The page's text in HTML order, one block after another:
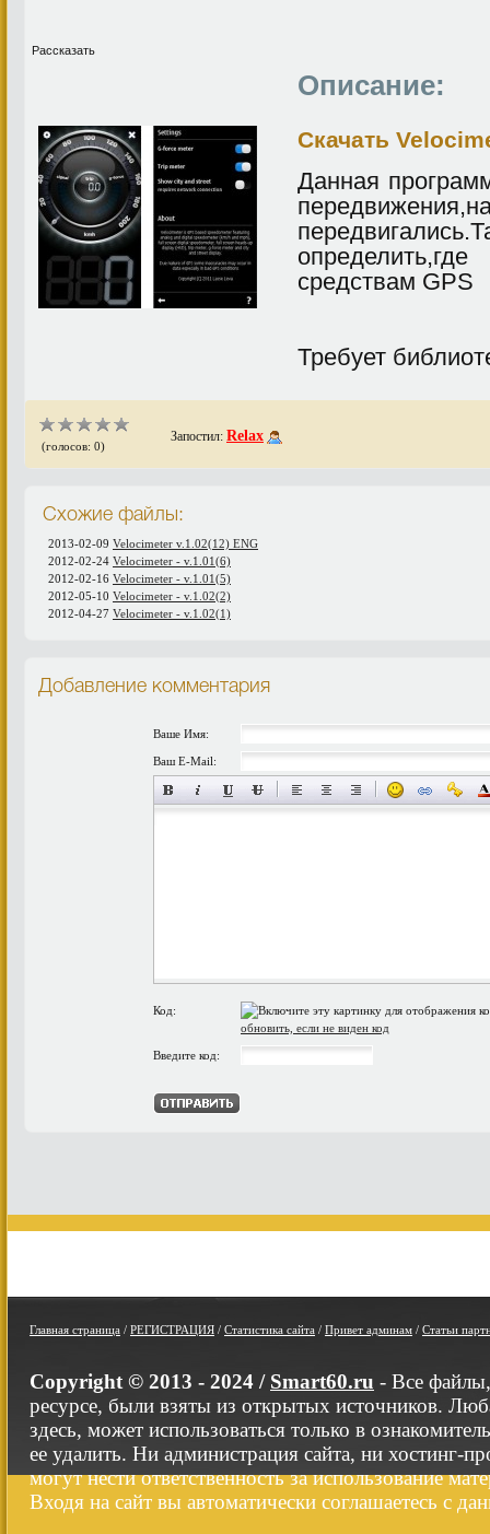
Рассказать
Описание:
Скачать
Данная
средствам GPS
Требует
(голосов: 0)
Запостил: Relax
Схожие файлы:
2013-02-09 Velocimeter v.1.02(12) ENG
2012-02-24 Velocimeter - v.1.01(6)
2012-02-16 Velocimeter - v.1.01(5)
2012-05-10 Velocimeter - v.1.02(2)
2012-04-27 Velocimeter - v.1.02(1)
Добавление комментария
Ваше Имя:
Ваш E-Mail:
Код:
обновить, если не виден код
Введите код:
Главная страница / РЕГИСТРАЦИЯ / Статистика сайта / Привет админам / Статьи
Copyright © 2013 - 2024 / Smart60.ru - Все
ресурсе, были взяты из открытых источников.
здесь, может использоваться только в
ее удалить. Ни администрация сайта, ни хостинг-
могут нести ответственность за использование
Входя на сайт вы автоматически соглашаетесь с